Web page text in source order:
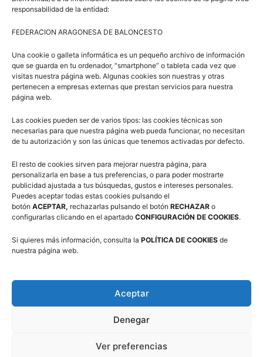
responsabilidad de la entidad:
FEDERACION ARAGONESA DE BALONCESTO
Una cookie o galleta informática es un pequeño archivo de información
que se guarda en tu ordenador, “smartphone” o tableta cada vez que
visitas nuestra página web. Algunas cookies son nuestras y otras
pertenecen a empresas externas que prestan servicios para nuestra
página web.
Las cookies pueden ser de varios tipos: las cookies técnicas son
necesarias para que nuestra página web pueda funcionar, no necesitan
de tu autorización y son las únicas que tenemos activadas por defecto.
El resto de cookies sirven para mejorar nuestra página, para
personalizarla en base a tus preferencias, o para poder mostrarte
publicidad ajustada a tus búsquedas, gustos e intereses personales.
Puedes aceptar todas estas cookies pulsando el
botón ACEPTAR, rechazarlas pulsando el botón RECHAZAR o
configurarlas clicando en el apartado CONFIGURACIÓN DE COOKIES.
Si quieres más información, consulta la POLÍTICA DE COOKIES de
nuestra página web.
Aceptar
Denegar
Ver preferencias
José Ángel Arcega, vocal de relaciones institucionales de la FAB, le hizo
entrega de una placa de agradecimiento a Pablo Escribano, concejal de
deportes del Ayuntamiento de Tarazona
3×3 Villanúa 2026
Comité de Árbitros (CAAB)